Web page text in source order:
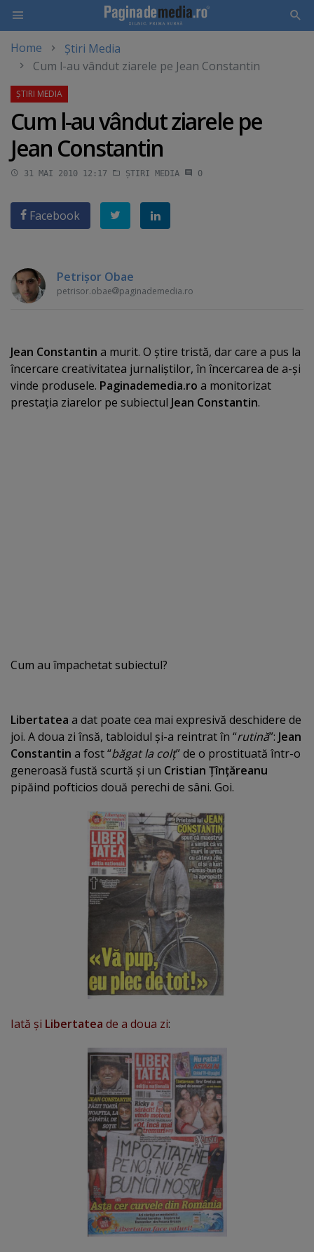
main
Home
Știri Media
Cum l-au vândut ziarele pe Jean Constantin
Cum l-au vândut ziarele pe
Jean Constantin
31 MAI 2010 12:17 ȘTIRI MEDIA 0
Facebook
Petrişor Obae
petrisor.obae paginademedia.ro
Jean Constantin a murit. O ştire tristă, dar care a pus la
încercare creativitatea jurnaliştilor, în încercarea de a-şi
vinde produsele. Paginademedia.ro a monitorizat
prestaţia ziarelor pe subiectul Jean Constantin.
Cum au împachetat subiectul?
Libertatea a dat poate cea mai expresivă deschidere de
joi. A doua zi însă, tabloidul şi-a reintrat în “rutină”: Jean
Constantin a fost “băgat la colţ” de o prostituată într-o
generoasă fustă scurtă şi un Cristian Ţînţăreanu
pipăind pofticios două perechi de sâni. Goi.
Iată şi Libertatea de a doua zi: